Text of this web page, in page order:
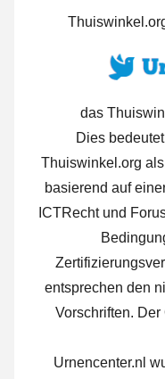
das
Dies
Thuiswinkel.org
basierend auf
ICTRecht und
entsprechen den
Vorschriften.
Urnencenter.nl